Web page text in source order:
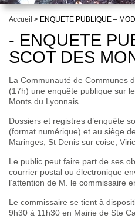
Accueil > ENQUETE PUBLIQUE –
- ENQUETE
SCOT DES
La Communauté de Communes
(17h) une enquête publique sur
Monts du Lyonnais.
Dossiers et registres d’enquête
(format numérique) et au siège
Maringes, St Denis sur coise,
Le public peut faire part de ses
courrier postal ou électronique
l’attention de M. le commissaire
Le commissaire se tient à
9h30 à 11h30 en Mairie de Ste